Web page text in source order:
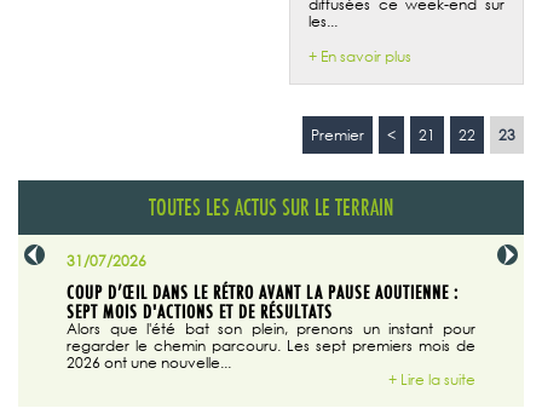
les...
+ En savoir plus
Premier < 21 22 23
TOUTES LES ACTUS SUR LE TERRAIN
31/07/2026
COUP D’ŒIL DANS LE RÉTRO AVANT LA PAUSE AOUTIENNE :
SEPT MOIS D'ACTIONS ET DE RÉSULTATS
Alors que l'été bat son plein, prenons un instant pour
regarder le chemin parcouru. Les sept premiers mois de
2026 ont une nouvelle...
+ Lire la suite
29/07/